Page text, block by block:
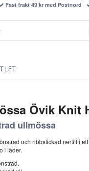
Övik Knit
ullmössa
och ribbstickad nertill i
i läder.
Fast frakt 49 kr med Postnord